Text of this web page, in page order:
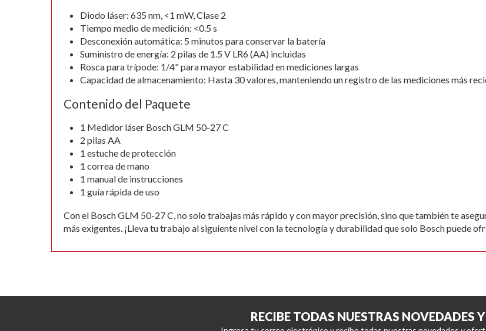
Diodo láser: 635 nm, <1 mW, Clase 2
Tiempo medio de medición: <0.5 s
Desconexión automática: 5 minutos para conservar la batería
Suministro de energía: 2 pilas de 1.5 V LR6 (AA) incluidas
Rosca para trípode: 1/4" para mayor estabilidad en mediciones largas
Capacidad de almacenamiento: Hasta 30 valores, manteniendo un registro de las mediciones más
Contenido del Paquete
1 Medidor láser Bosch GLM 50-27 C
2 pilas AA
1 estuche de protección
1 correa de mano
1 manual de instrucciones
1 guía rápida de uso
Con el Bosch GLM 50-27 C, no solo trabajas más rápido y con mayor precisión, sino que también te
más exigentes. ¡Lleva tu trabajo al siguiente nivel con la tecnología y durabilidad que solo Bosch puede
RECIBE TODAS NUESTRAS NOVEDADES